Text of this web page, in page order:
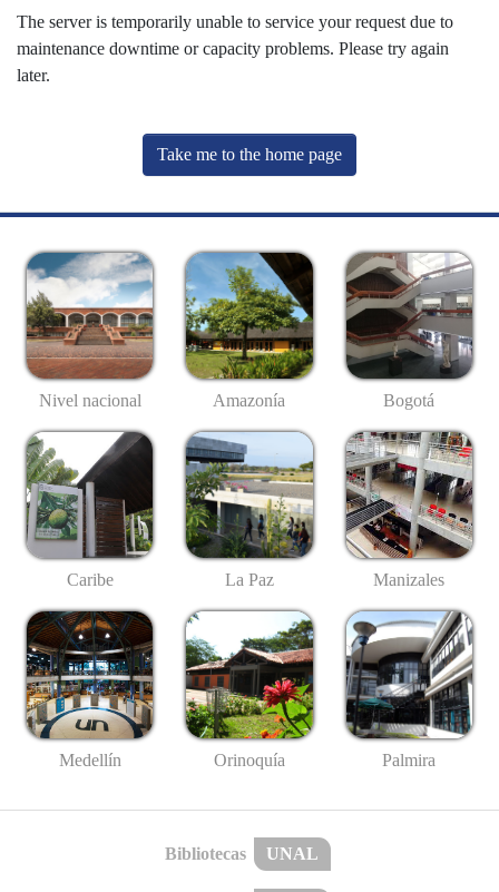
The server is temporarily unable to service your request due to
maintenance downtime or capacity problems. Please try again
later.
Take me to the home page
Nivel nacional Amazonía Bogotá
Caribe La Paz Manizales
Medellín Orinoquía Palmira
Bibliotecas UNAL